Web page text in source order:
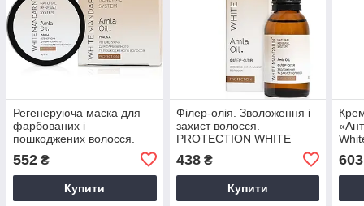
Регенеруюча маска для
фарбованих і
пошкоджених волосся.
Mandarin, 150 мл
552 ₴
Купити
Філер-олія. Зволоження і
захист волосся.
PROTECTION WHITE
438₴
Купити
603